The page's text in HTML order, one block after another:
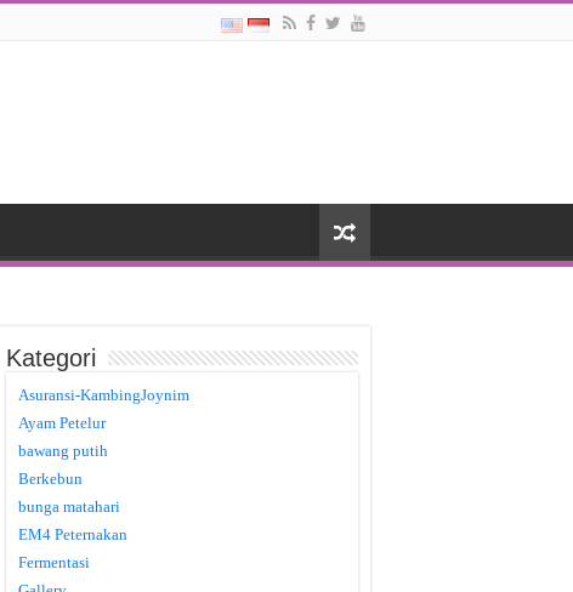
Kategori
Asuransi-KambingJoynim
Ayam Petelur
bawang putih
Berkebun
bunga matahari
EM4 Peternakan
Fermentasi